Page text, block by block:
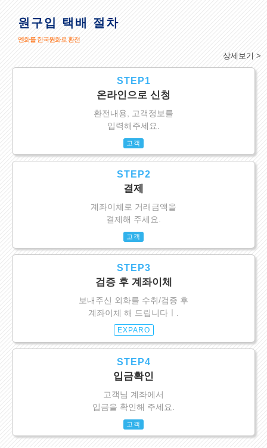
원구입 택배 절차
엔화를 한국원화로 환전
상세보기 >
STEP1
온라인으로 신청
환전내용, 고객정보를
입력해주세요.
고객
STEP2
결제
계좌이체로 거래금액을
결제해 주세요.
고객
STEP3
검증 후 계좌이체
보내주신 외화를 수취/검증 후
계좌이체 해 드립니다ㅣ.
EXPARO
STEP4
입금확인
고객님 계좌에서
입금을 확인해 주세요.
고객